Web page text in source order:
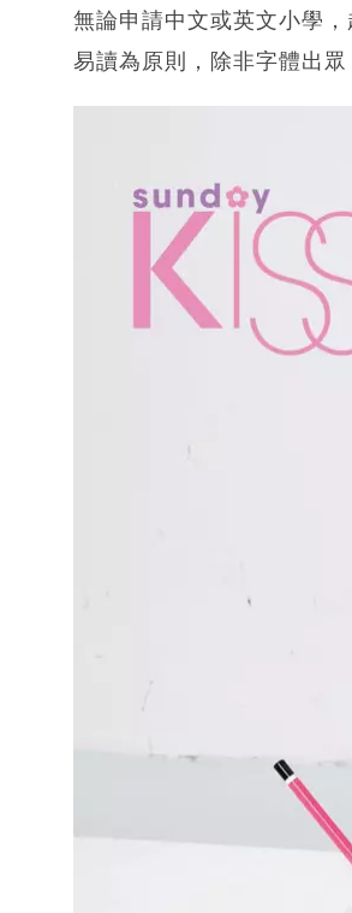
無論申請中文或英文小學
易讀為原則，除非字體出